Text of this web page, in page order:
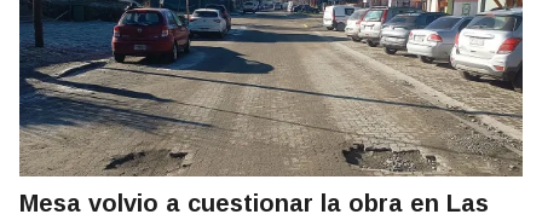
Mesa volvio a cuestionar la obra en Las